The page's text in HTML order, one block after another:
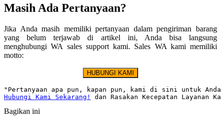
Masih Ada Pertanyaan?
Jika Anda masih memiliki pertanyaan dalam pengiriman barang
yang belum terjawab di artikel ini, Anda bisa langsung
menghubungi WA sales support kami. Sales WA kami memiliki
motto:
HUBUNGI KAMI
Hubungi Kami Sekarang! dan Rasakan Kecepatan Layanan
Bagikan ini